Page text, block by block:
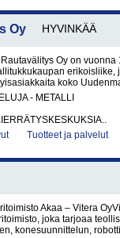
Oy HYVINKÄÄ
Oy on
erikoisliike,
koko
- METALLI
Tuotteet ja palvelut
Akaa – Vitera
joka tarjoaa
konesuunnittelun,